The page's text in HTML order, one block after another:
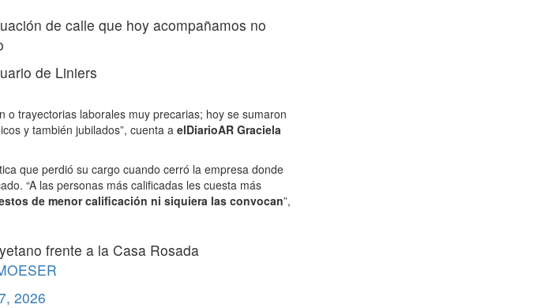
de calle que hoy acompañamos no
de Liniers
o trayectorias laborales muy precarias; hoy se sumaron
y también jubilados”, cuenta a elDiarioAR Graciela
que perdió su cargo cuando cerró la empresa donde
“A las personas más calificadas les cuesta más
de menor calificación ni siquiera las convocan”,
frente a la Casa Rosada
2026